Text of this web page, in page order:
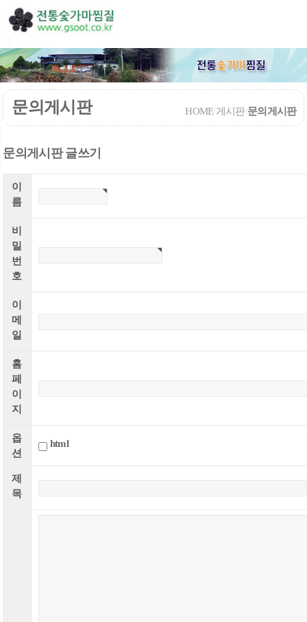
문의게시판 HOME/게시판/문의게시판
문의게시판 글쓰기
이
름
비
밀
번
호
이
메
일
홈
페
이
지
옵
션
html
제
목